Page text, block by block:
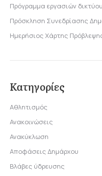
Πρόγραμμα εργασιών
Πρόσκληση Συνεδρίασης
Ημερήσιος Χάρτης
Κατηγορίες
Αθλητισμός
Ανακοινώσεις
Ανακύκλωση
Αποφάσεις Δημάρχου
Βλάβες ύδρευσης